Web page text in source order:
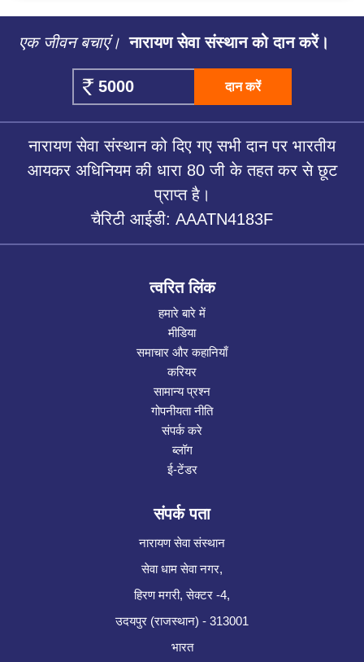
एक जीवन बचाएं। नारायण सेवा संस्थान को दान करें।
दान करें
नारायण सेवा संस्थान को दिए गए सभी दान पर भारतीय
आयकर अधिनियम की धारा 80 जी के तहत कर से छूट
प्राप्त है।
चैरिटी आईडी: AAATN4183F
त्वरित लिंक
हमारे बारे में
मीडिया
समाचार और कहानियाँ
करियर
सामान्य प्रश्न
गोपनीयता नीति
संपर्क करे
ब्लॉग
ई-टेंडर
संपर्क पता
नारायण सेवा संस्थान
सेवा धाम सेवा नगर,
हिरण मगरी, सेक्टर -4,
उदयपुर (राजस्थान) - 313001
भारत